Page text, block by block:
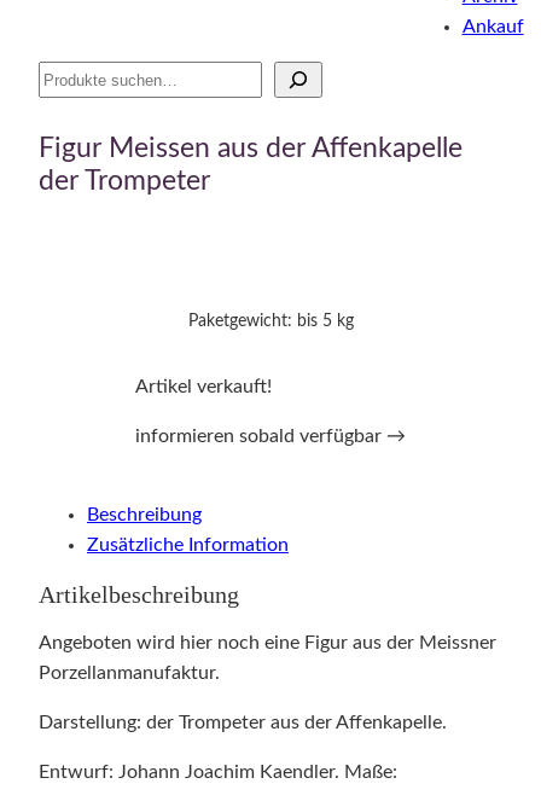
Suche
Ankauf
Figur Meissen aus der Affenkapelle
der Trompeter
Paketgewicht: bis 5 kg
Artikel verkauft!
informieren sobald verfügbar →
Beschreibung
Zusätzliche Information
Artikelbeschreibung
Angeboten wird hier noch eine Figur aus der Meissner
Porzellanmanufaktur.
Darstellung: der Trompeter aus der Affenkapelle.
Entwurf: Johann Joachim Kaendler. Maße: